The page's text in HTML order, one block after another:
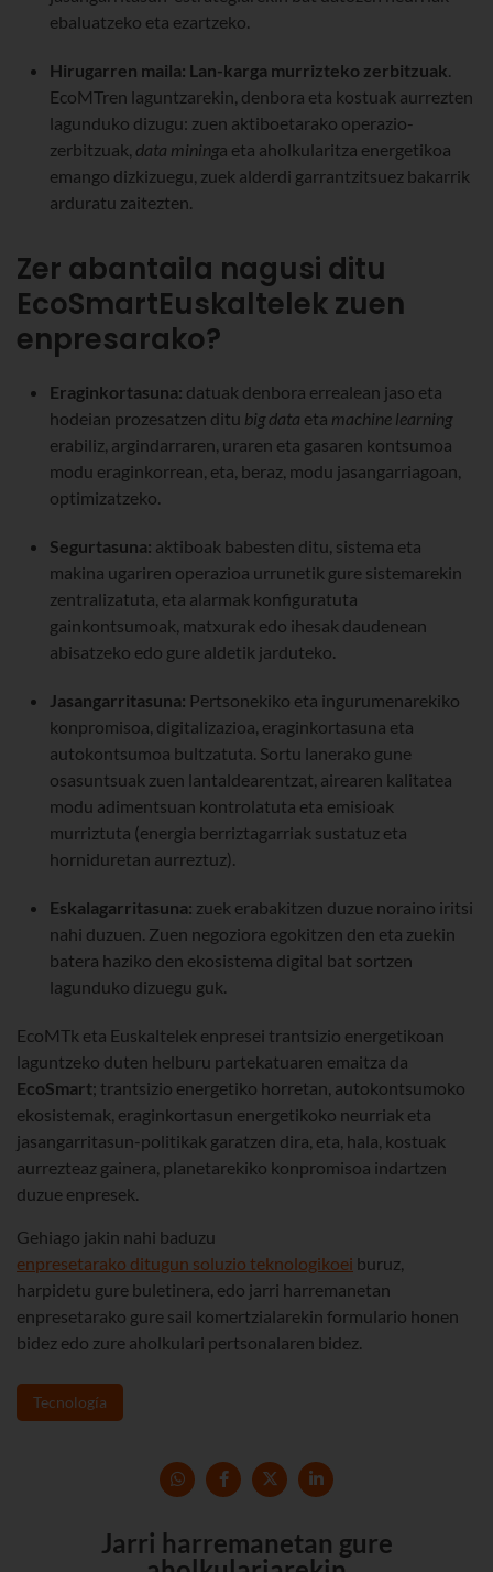
ebaluatzeko eta ezartzeko.
Hirugarren maila: Lan-karga murrizteko zerbitzuak.
EcoMTren laguntzarekin, denbora eta kostuak aurrezten
lagunduko dizugu: zuen aktiboetarako operazio-
zerbitzuak, data mininga eta aholkularitza energetikoa
emango dizkizuegu, zuek alderdi garrantzitsuez bakarrik
arduratu zaitezten.
Zer abantaila nagusi ditu
EcoSmartEuskaltelek zuen
enpresarako?
Eraginkortasuna: datuak denbora errealean jaso eta
hodeian prozesatzen ditu big data eta machine learning
erabiliz, argindarraren, uraren eta gasaren kontsumoa
modu eraginkorrean, eta, beraz, modu jasangarriagoan,
optimizatzeko.
Segurtasuna: aktiboak babesten ditu, sistema eta
makina ugariren operazioa urrunetik gure sistemarekin
zentralizatuta, eta alarmak konfiguratuta
gainkontsumoak, matxurak edo ihesak daudenean
abisatzeko edo gure aldetik jarduteko.
Jasangarritasuna: Pertsonekiko eta ingurumenarekiko
konpromisoa, digitalizazioa, eraginkortasuna eta
autokontsumoa bultzatuta. Sortu lanerako gune
osasuntsuak zuen lantaldearentzat, airearen kalitatea
modu adimentsuan kontrolatuta eta emisioak
murriztuta (energia berriztagarriak sustatuz eta
horniduretan aurreztuz).
Eskalagarritasuna: zuek erabakitzen duzue noraino iritsi
nahi duzuen. Zuen negoziora egokitzen den eta zuekin
batera haziko den ekosistema digital bat sortzen
lagunduko dizuegu guk.
EcoMTk eta Euskaltelek enpresei trantsizio energetikoan
laguntzeko duten helburu partekatuaren emaitza da
EcoSmart; trantsizio energetiko horretan, autokontsumoko
ekosistemak, eraginkortasun energetikoko neurriak eta
jasangarritasun-politikak garatzen dira, eta, hala, kostuak
aurrezteaz gainera, planetarekiko konpromisoa indartzen
duzue enpresek.
Gehiago jakin nahi baduzu
enpresetarako ditugun soluzio teknologikoei buruz,
harpidetu gure buletinera, edo jarri harremanetan
enpresetarako gure sail komertzialarekin formulario honen
bidez edo zure aholkulari pertsonalaren bidez.
Tecnología
Jarri harremanetan gure